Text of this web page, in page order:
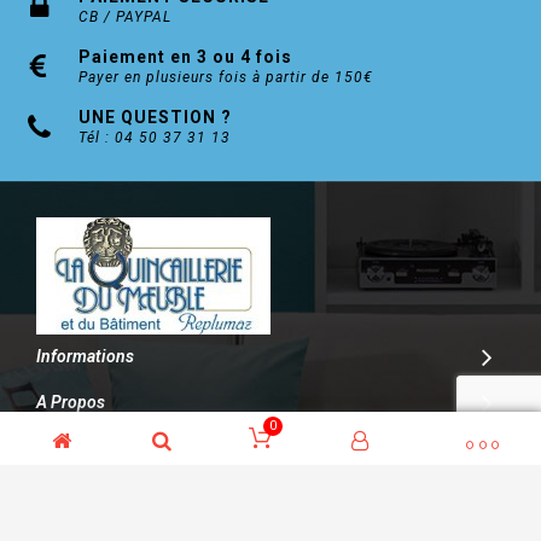
CB / PAYPAL
Paiement en 3 ou 4 fois
Payer en plusieurs fois à partir de 150€
UNE QUESTION ?
Tél : 04 50 37 31 13
Informations
A Propos
Contact
0